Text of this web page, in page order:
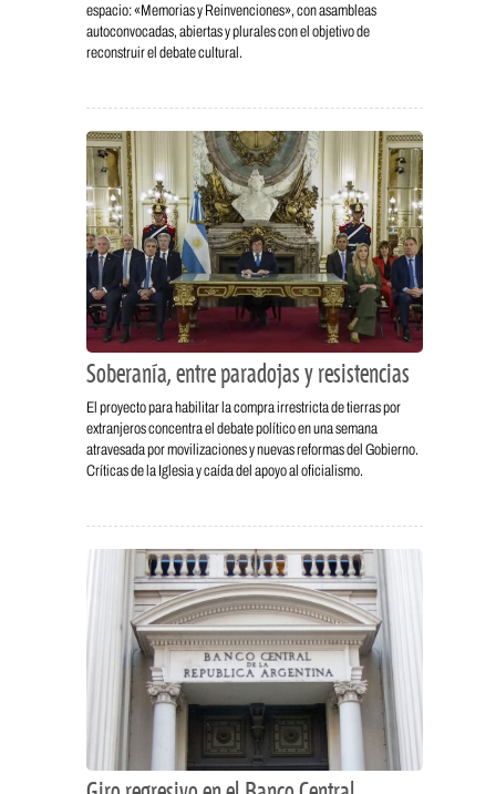
espacio: «Memorias y Reinvenciones», con asambleas
autoconvocadas, abiertas y plurales con el objetivo de
reconstruir el debate cultural.
Soberanía, entre paradojas y resistencias
El proyecto para habilitar la compra irrestricta de tierras por
extranjeros concentra el debate político en una semana
atravesada por movilizaciones y nuevas reformas del Gobierno.
Críticas de la Iglesia y caída del apoyo al oficialismo.